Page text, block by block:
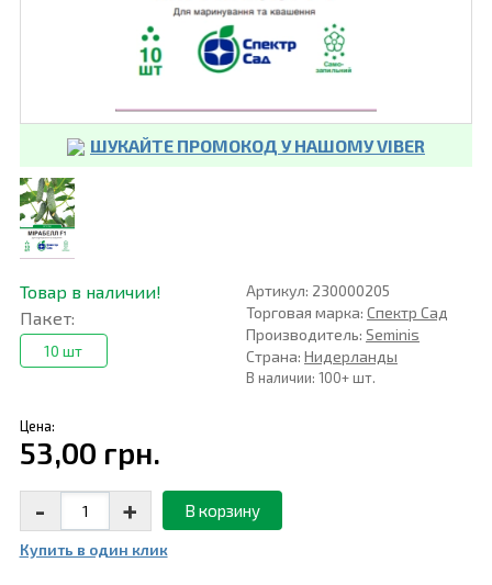
ШУКАЙТЕ ПРОМОКОД У НАШОМУ VIBER
Товар в наличии!
Пакет:
10 шт
Артикул: 230000205
Торговая марка: Спектр Сад
Производитель: Seminis
Страна: Нидерланды
В наличии: 100+ шт.
Цена:
53,00 грн.
- + В корзину
Купить в один клик